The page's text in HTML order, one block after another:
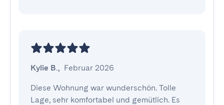
Kylie B., Februar 2026
Diese Wohnung war wunderschön. Tolle
Lage, sehr komfortabel und gemütlich. Es